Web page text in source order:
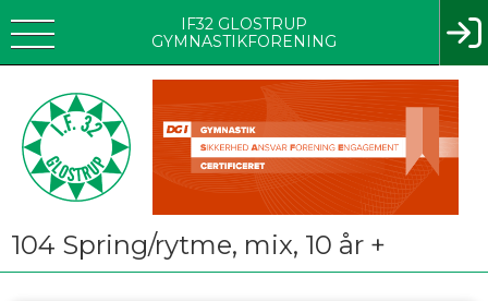
IF32 GLOSTRUP
GYMNASTIKFORENING
104 Spring/rytme, mix, 10 år +